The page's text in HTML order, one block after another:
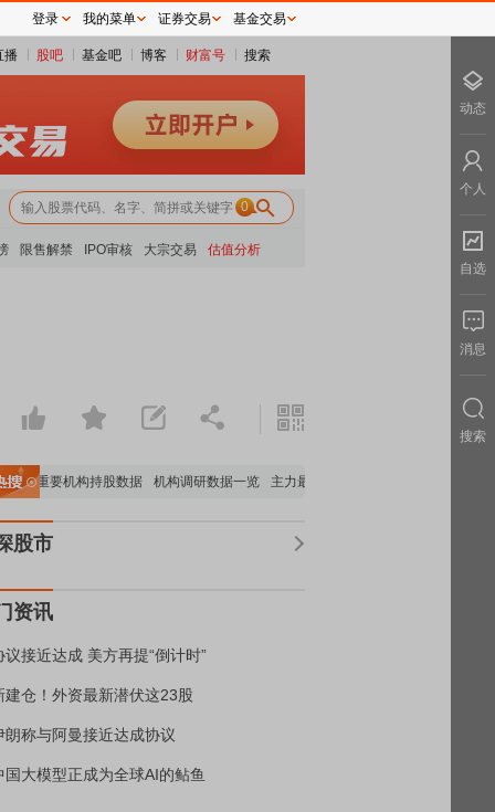
播 股吧 基金吧 博客 财富号 搜索
0
限售解禁 IPO审核 大宗交易 估值分析
重要机构持股数据 机构调研数据一览 主力最新动向
股市
资讯
议接近达成 美方再提“倒计时”
建仓！外资最新潜伏这23股
朗称与阿曼接近达成协议
国大模型正成为全球AI的鲇鱼
登录 我的菜单 证券交易 基金交易
动态
个人
自选
消息
搜索